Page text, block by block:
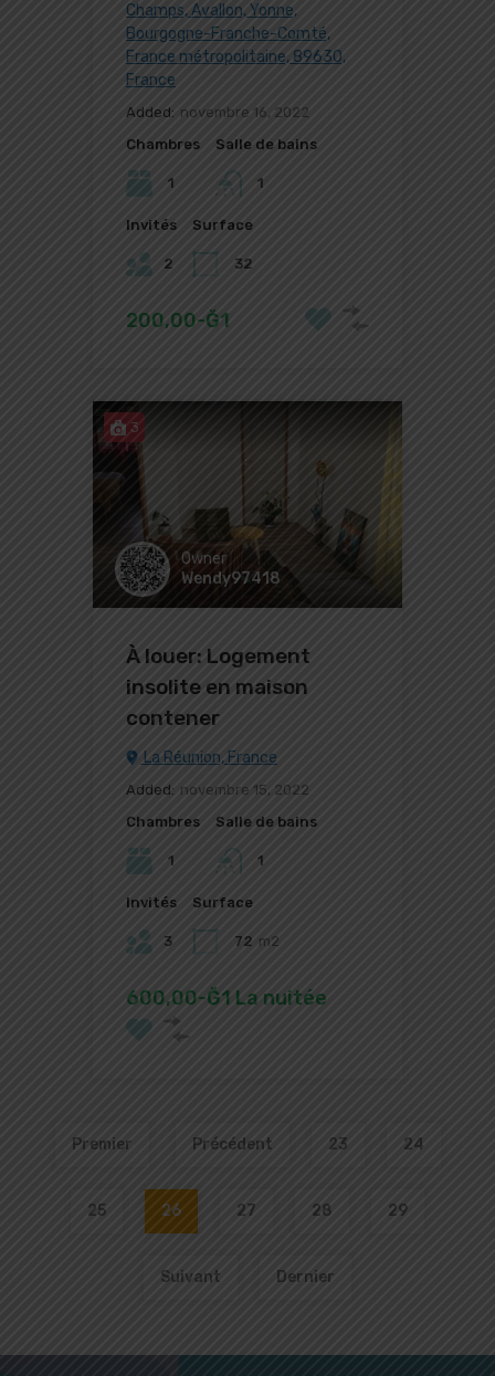
Champs, Avallon, Yonne,
Bourgogne-Franche-Comté,
France métropolitaine, 89630,
France
Added: novembre 16, 2022
Chambres
1
Salle de bains
1
Invités
2
Surface
32
200,00-Ğ1
3
Owner
Wendy97418
À louer: Logement
insolite en maison
contener
La Réunion, France
Added: novembre 15, 2022
Chambres
1
Salle de bains
1
Invités
3
Surface
72 m2
600,00-Ğ1 La nuitée
Premier Précédent 23 24
25 26 27 28 29
Suivant Dernier